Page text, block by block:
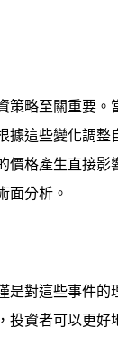
略至關重要
這些變化調
格產生直接
面分析。
是對這些事件
資者可以更好